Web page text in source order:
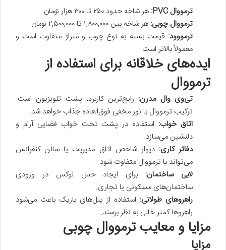
ترمووال PVC:
هر شاخه حدود ۲۵۰ تا ۳۰۰ هزار تومان
ترمووال چوبی: هر شاخه بین ۱,۸۰۰,۰۰۰ تا ۲,۵۰۰,۰۰۰ تومان
ترمووود: قیمت بسته به نوع چوب و متراژ متفاوت است و
معمولاً بالاتر است.
ایده‌های خلاقانه برای استفاده از
ترمووال
تی‌وی وال مدرن: رایج‌ترین کاربرد، پشت تلویزیون است.
ترکیب ترمووال با نور مخفی فوق‌العاده جذاب خواهد شد.
اتاق خواب: استفاده در پشت تخت خواب فضایی آرام و
دلنشین می‌سازد.
دفاتر کاری: دیوار شاخص اتاق مدیریت یا سالن کنفرانس
می‌تواند با ترمووال متفاوت شود.
لابی ساختمان: برای ایجاد حس لوکس در ورودی
ساختمان‌های مسکونی یا تجاری.
راهروهای طولانی: استفاده از پنل‌های باریک باعث می‌شود
راهروها کمتر خالی به نظر برسند.
مزایا و معایب ترمووال چوبی
مزایا